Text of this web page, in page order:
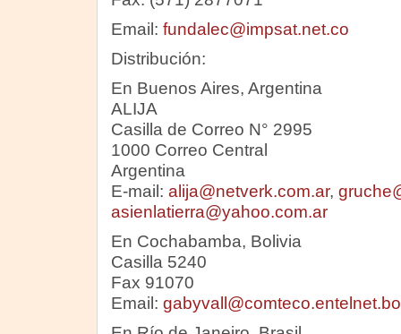
Email: fundalec@impsat.net.co
Distribución:
En Buenos Aires, Argentina
ALIJA
Casilla de Correo N° 2995
1000 Correo Central
Argentina
E-mail: alija@netverk.com.ar,
asienlatierra@yahoo.com.ar
En Cochabamba, Bolivia
Casilla 5240
Fax 91070
Email: gabyvall@comteco.entelnet.bo